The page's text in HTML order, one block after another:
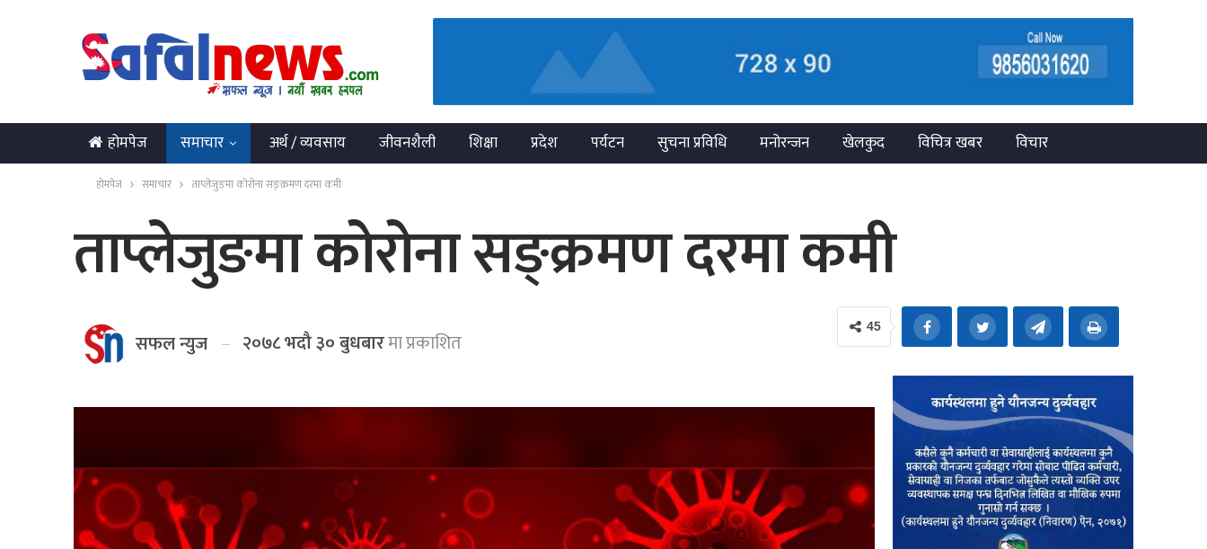
होमपेज समाचार अर्थ / व्यवसाय जीवनशैली शिक्षा प्रदेश पर्यटन सुचना प्रविधि मनोरन्जन खेलकुद विचित्र खबर
विचार
English
होमपेज समाचार ताप्लेजुङमा कोरोना सङ्क्रमण दरमा कमी
ताप्लेजुङमा कोरोना सङ्क्रमण दरमा कमी
सफल न्युज २०७८ भदौ ३० बुधबारमा प्रकाशित
45